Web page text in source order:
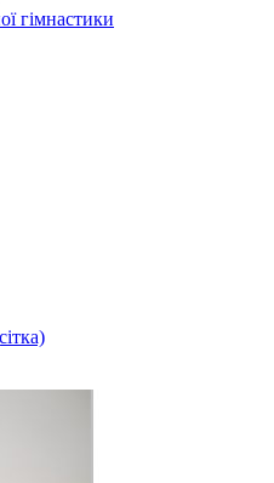
гімнастики